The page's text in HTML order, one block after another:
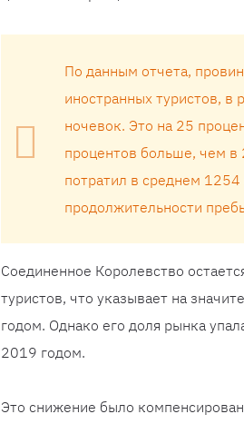
По данным отчета,
иностранных туристов, в
ночевок. Это на 25
процентов больше, чем в
потратил в среднем
продолжительности
Соединенное Королевство
туристов, что указывает на
годом. Однако его доля рынка
2019 годом.
Это снижение было